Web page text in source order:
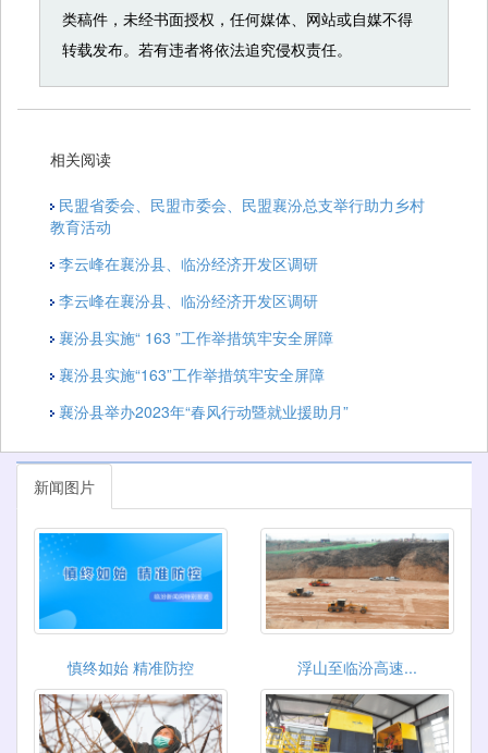
类稿件，未经书面授权，任何媒体、网站或自媒不得
转载发布。若有违者将依法追究侵权责任。
相关阅读
民盟省委会、民盟市委会、民盟襄汾总支举行助力乡村
教育活动
李云峰在襄汾县、临汾经济开发区调研
李云峰在襄汾县、临汾经济开发区调研
襄汾县实施“ 163 ”工作举措筑牢安全屏障
襄汾县实施“163”工作举措筑牢安全屏障
襄汾县举办2023年“春风行动暨就业援助月”
新闻图片
慎终如始 精准防控 浮山至临汾高速...